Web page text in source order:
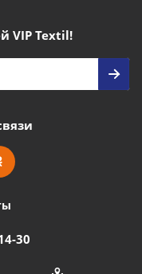
VIP Textil!
30